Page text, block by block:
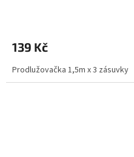
139 Kč
Prodlužovačka 1,5m x 3 zásuvky